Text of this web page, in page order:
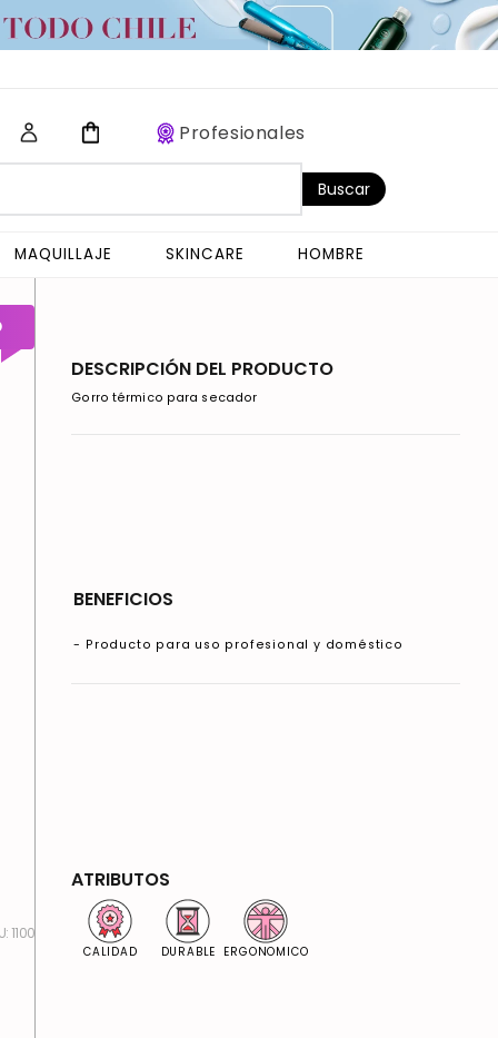
Profesionales
Buscar
MAQUILLAJE SKINCARE HOMBRE
:1100
DESCRIPCIÓN DEL PRODUCTO
Gorro térmico para secador
BENEFICIOS
- Producto para uso profesional y doméstico
ATRIBUTOS
CALIDAD DURABLE ERGONOMICO